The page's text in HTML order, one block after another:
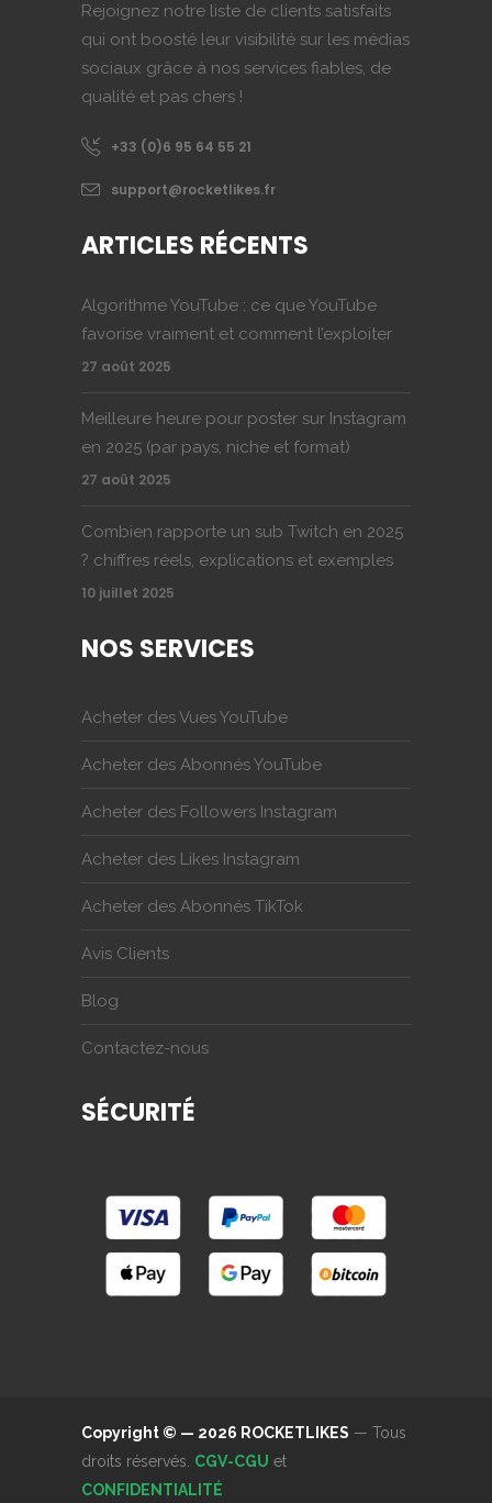
Rejoignez notre liste de clients satisfaits
qui ont boosté leur visibilité sur les médias
sociaux grâce à nos services fiables, de
qualité et pas chers !
+33 (0)6 95 64 55 21
support@rocketlikes.fr
ARTICLES RÉCENTS
Algorithme YouTube : ce que YouTube
favorise vraiment et comment l’exploiter
27 août 2025
Meilleure heure pour poster sur Instagram
en 2025 (par pays, niche et format)
27 août 2025
Combien rapporte un sub Twitch en 2025
? chiffres réels, explications et exemples
10 juillet 2025
NOS SERVICES
Acheter des Vues YouTube
Acheter des Abonnés YouTube
Acheter des Followers Instagram
Acheter des Likes Instagram
Acheter des Abonnés TikTok
Avis Clients
Blog
Contactez-nous
SÉCURITÉ
Copyright © — 2026 ROCKETLIKES — Tous
droits réservés. CGV-CGU et
CONFIDENTIALITÉ